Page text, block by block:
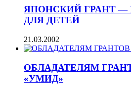
ЯПОНСКИЙ ГРАНТ
ДЛЯ ДЕТЕЙ
21.03.2002
ОБЛАДАТЕЛЯМ
«УМИД»